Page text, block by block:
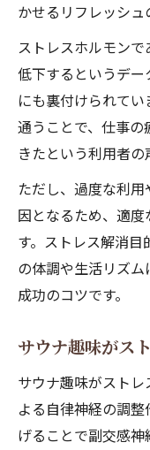
かせるリフレッシュ
ストレスホルモン
低下するというデ
にも裏付けられて
通うことで、仕事
きたという利用者の
ただし、過度な利
因となるため、適
す。ストレス解消
の体調や生活リズ
成功のコツです。
サウナ趣味がス
サウナ趣味がスト
よる自律神経の調
げることで副交感